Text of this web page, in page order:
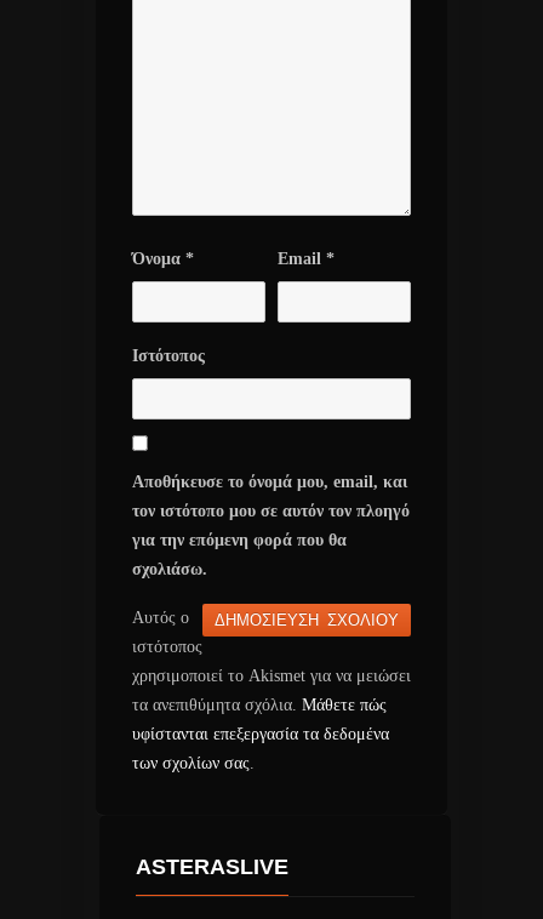
Όνομα * Email *
Ιστότοπος
Αποθήκευσε το όνομά μου, email, και
τον ιστότοπο μου σε αυτόν τον πλοηγό
για την επόμενη φορά που θα
σχολιάσω.
Αυτός ο
ιστότοπος
χρησιμοποιεί το Akismet για να μειώσει
τα ανεπιθύμητα σχόλια. Μάθετε πώς
υφίστανται επεξεργασία τα δεδομένα
των σχολίων σας.
ASTERASLIVE